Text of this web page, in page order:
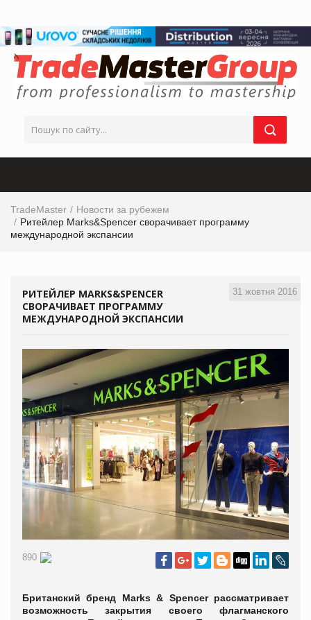
TradeMaster
Новости за рубежем
Ритейлер Marks&Spencer сворачивает программу
международной экспансии
31 жовтня 2016
РИТЕЙЛЕР MARKS&SPENCER
СВОРАЧИВАЕТ ПРОГРАММУ
МЕЖДУНАРОДНОЙ ЭКСПАНСИИ
890
Британский бренд Marks & Spencer рассматривает
возможность закрытия своего флагманского